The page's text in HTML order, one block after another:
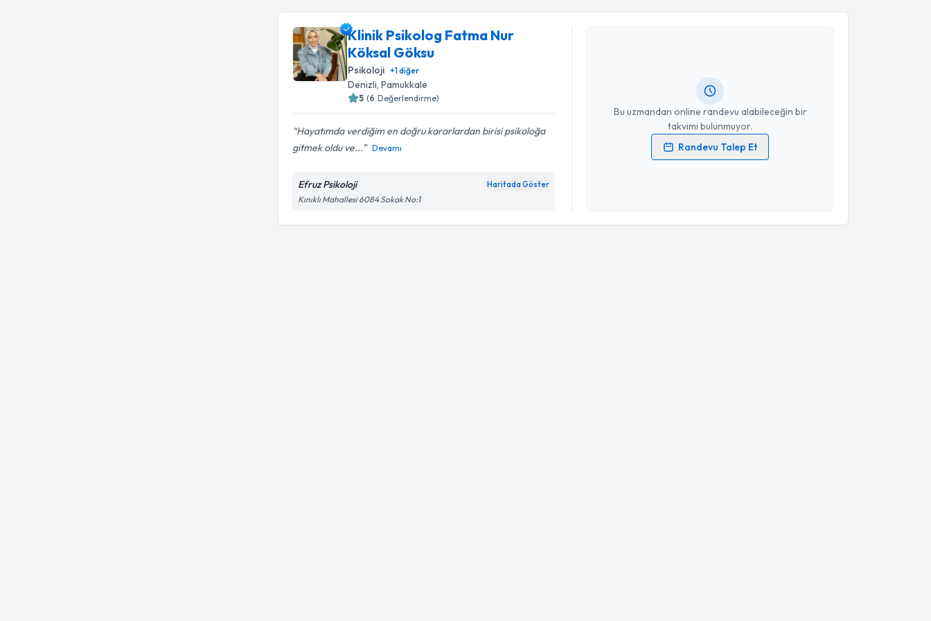
Klinik Psikolog Fatma Nur
Köksal Göksu
Psikoloji +1diğer
Denizli , Pamukkale
5 (6 Değerlendirme)
Hayatımda verdiğim en doğru kararlardan birisi psikoloğa
gitmek oldu ve...
Devamı
Efruz Psikoloji Haritada Göster
Kınıklı Mahallesi 6084 Sokak No:1
Bu uzmandan online randevu alabileceğin bir
takvimi bulunmuyor.
Randevu Talep Et
Kişisel verilerimin işlenmesine ilişkinAydınlatma Metni